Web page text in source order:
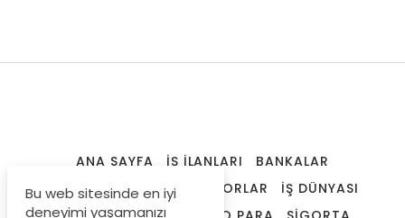
ANA SAYFA İŞ İLANLARI
BANKALAR
FINANSAL ARAÇLAR
RAPORLAR
İŞ DÜNYASI
Bu web sitesinde en iyi
deneyimi yaşamanızı